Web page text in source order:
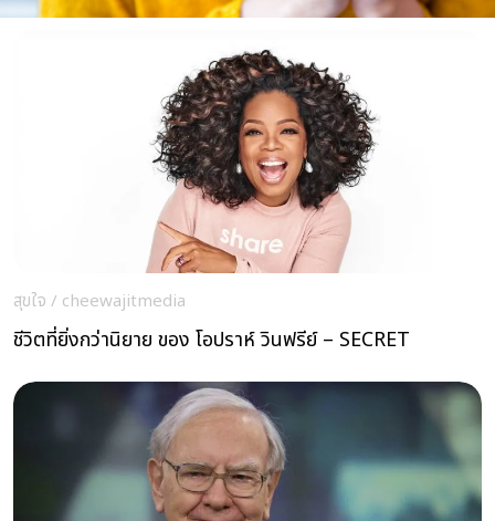
สุขใจ / cheewajitmedia
ชีวิตที่ยิ่งกว่านิยาย ของ โอปราห์ วินฟรีย์ – SECRET